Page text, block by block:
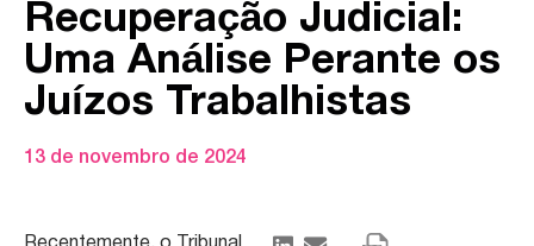
Recuperação Judicial:
Uma Análise Perante os
Juízos Trabalhistas
13 de novembro de 2024